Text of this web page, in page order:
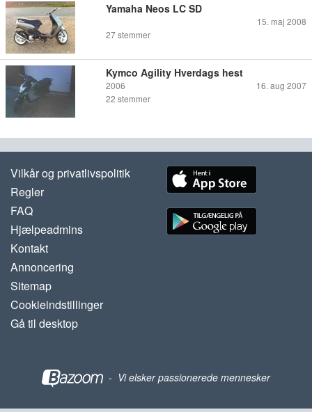
Yamaha Neos LC SD
15. maj 2008
27 stemmer
Kymco Agility Hverdags hest
2006
16. aug 2007
22 stemmer
Vilkår og privatlivspolitik
Regler
FAQ
Hjælpeadmins
Kontakt
Annoncering
Sitemap
Cookieindstillinger
Gå til desktop
- Vi elsker passionerede mennesker